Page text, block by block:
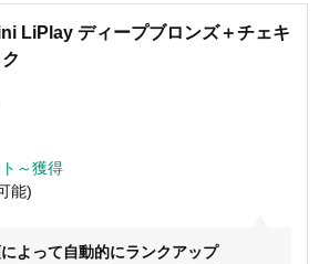
LiPlay ディープブロンズ＋チェキ
～獲得
能)
よって自動的にランクアップ